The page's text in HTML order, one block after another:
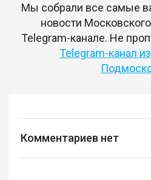
Мы собрали все самые
новости
Telegram-канале. Не
Telegram-канал
Комментариев нет